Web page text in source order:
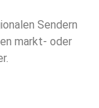
Sendern
markt- oder